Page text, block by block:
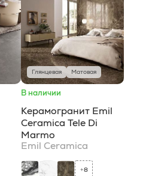
Глянцевая Матовая
В наличии
Керамогранит Emil
Ceramica Tele Di
Marmo
Emil Ceramica
+8